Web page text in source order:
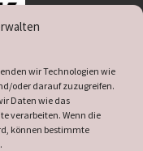
wir Technologien wie
oder darauf zuzugreifen.
Daten wie das
verarbeiten. Wenn die
können bestimmte